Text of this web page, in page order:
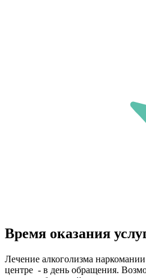
Время оказания
Лечение алкоголизма
центре - в день обращения.